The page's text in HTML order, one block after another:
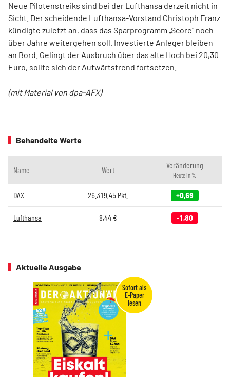
Neue Pilotenstreiks sind bei der Lufthansa derzeit nicht in
Sicht. Der scheidende Lufthansa-Vorstand Christoph Franz
kündigte zuletzt an, dass das Sparprogramm „Score“ noch
über Jahre weitergehen soll. Investierte Anleger bleiben
an Bord. Gelingt der Ausbruch über das alte Hoch bei 20,30
Euro, sollte sich der Aufwärtstrend fortsetzen.
(mit Material von dpa-AFX)
Behandelte Werte
Name Wert Veränderung
Heute in %
DAX 26.319,45 Pkt. +0,69
Lufthansa 8,44€ -1,80
Aktuelle Ausgabe